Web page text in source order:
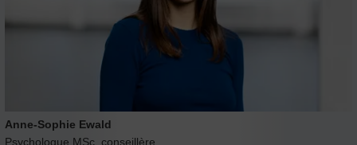
Anne-Sophie Ewald
Psychologue MSc, conseillère